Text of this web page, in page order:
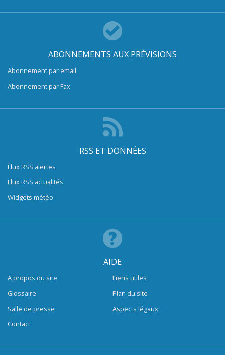
ABONNEMENTS AUX PRÉVISIONS
Abonnement par email
Abonnement par Fax
RSS ET DONNÉES
Flux RSS alertes
Flux RSS actualités
Widgets météo
AIDE
A propos du site
Glossaire
Salle de presse
Contact
Liens utiles
Plan du site
Aspects légaux